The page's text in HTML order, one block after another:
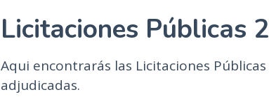
n
e
Licitaciones Públicas
Aqui encontrarás las Licitaciones
adjudicadas.